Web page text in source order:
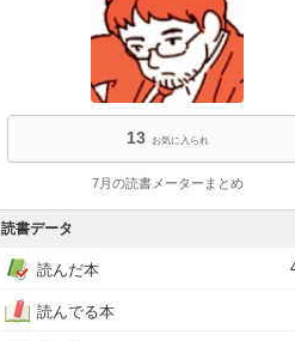
13 お気に入られ
7月の読書メーターまとめ
読書データ
読んだ本
読んでる本